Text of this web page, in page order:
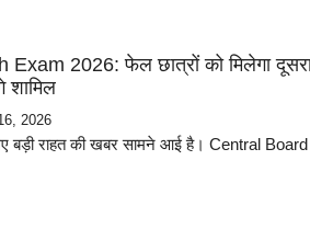
2026: फेल छात्रों को मिलेगा
शामिल
2026
बड़ी राहत की खबर सामने आई है। Central